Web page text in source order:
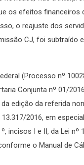
os efeitos financeiros
o reajuste dos
CJ, foi subtraído
(Processo nº
Conjunta nº 01/
edição da referida
2016, em
incisos I e II, da Lei nº
o Manual de